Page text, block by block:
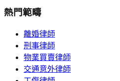
熱門範疇
離婚律師
刑事律師
物業買賣律師
交通意外律師